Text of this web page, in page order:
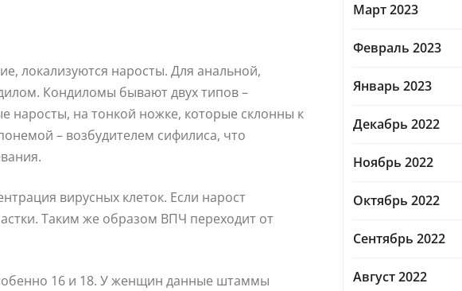
локализуются наросты. Для анальной,
Кондиломы бывают двух типов –
наросты, на тонкой ножке, которые склонны к
– возбудителем сифилиса, что
вирусных клеток. Если нарост
Таким же образом ВПЧ переходит от
16 и 18. У женщин данные штаммы
Март 2023
Февраль 2023
Январь 2023
Декабрь 2022
Ноябрь 2022
Октябрь 2022
Сентябрь 2022
Август 2022